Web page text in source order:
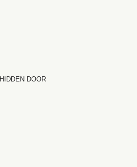
HIDDEN DOOR